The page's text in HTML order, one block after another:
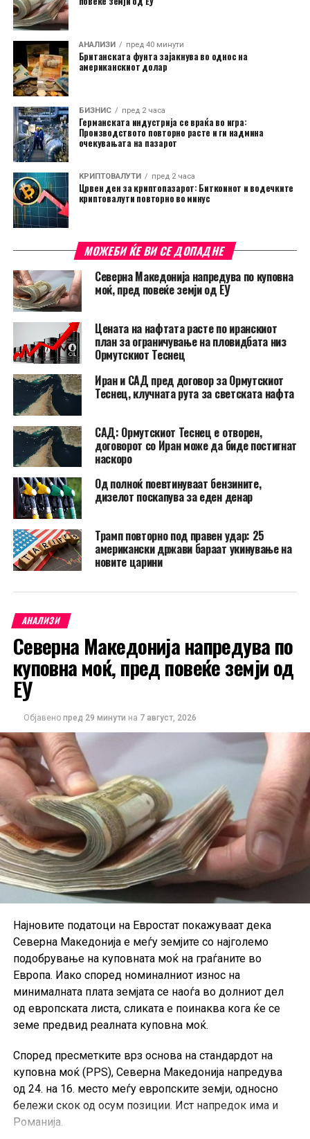
АНАЛИЗИ пред 40 минути
Британската фунта зајакнува во однос на
американскиот долар
БИЗНИС пред 2 часа
Германската индустрија се враќа во игра:
Производството повторно расте и ги надмина
очекувањата на пазарот
КРИПТОВАЛУТИ пред 2 часа
Црвен ден за криптопазарот: Биткоинот и водечките
криптовалути повторно во минус
МОЖЕБИ ЌЕ ВИ СЕ ДОПАДНЕ
Северна Македонија напредува по куповна
моќ, пред повеќе земји од ЕУ
Цената на нафтата расте по иранскиот
план за ограничување на пловидбата низ
Ормутскиот Теснец
Иран и САД пред договор за Ормутскиот
Теснец, клучната рута за светската нафта
САД: Ормутскиот Теснец е отворен,
договорот со Иран може да биде постигнат
наскоро
Од полноќ поевтинуваат бензините,
дизелот поскапува за еден денар
Трамп повторно под правен удар: 25
американски држави бараат укинување на
новите царини
АНАЛИЗИ
Северна Македонија напредува по
куповна моќ, пред повеќе земји од
ЕУ
Објавено пред 29 минути на 7 август, 2026
Најновите податоци на Евростат покажуваат дека
Северна Македонија е меѓу земјите со најголемо
подобрување на куповната моќ на граѓаните во
Европа. Иако според номиналниот износ на
минималната плата земјата се наоѓа во долниот дел
од европската листа, сликата е поинаква кога ќе се
земе предвид реалната куповна моќ.
Според пресметките врз основа на стандардот на
куповна моќ (PPS), Северна Македонија напредува
од 24. на 16. место меѓу европските земји, односно
бележи скок од осум позиции. Ист напредок има и
Романија.